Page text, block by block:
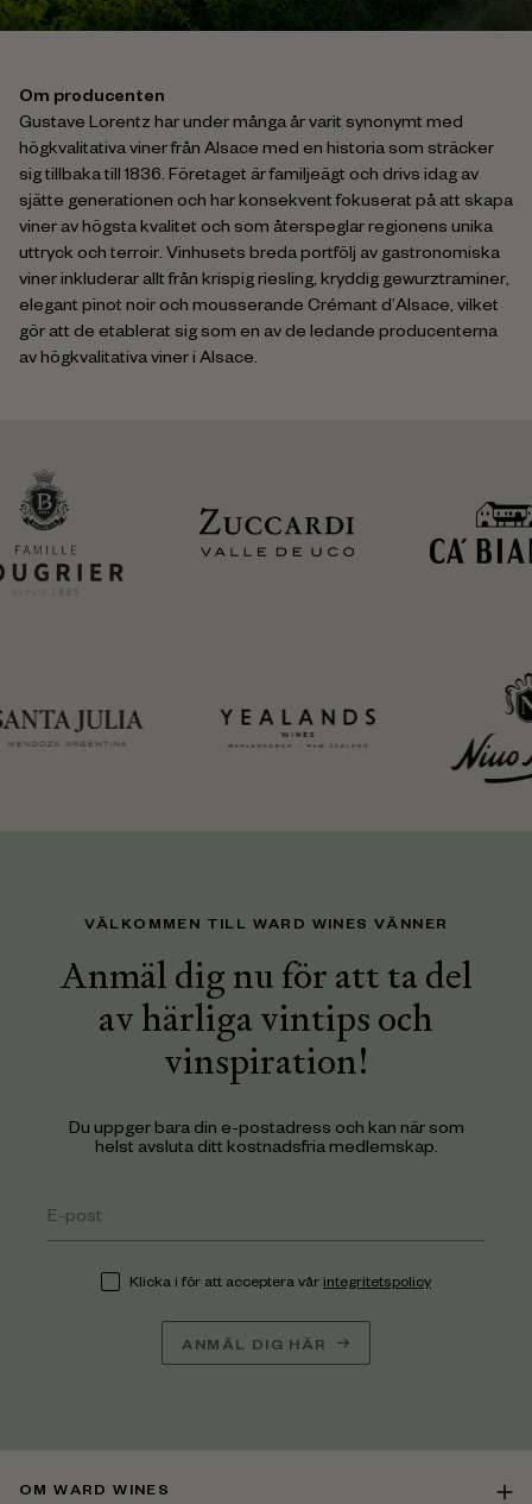
Om producenten
Gustave Lorentz har under många år varit synonymt med
högkvalitativa viner från Alsace med en historia som sträcker
sig tillbaka till 1836. Företaget är familjeägt och drivs idag av
sjätte generationen och har konsekvent fokuserat på att skapa
viner av högsta kvalitet och som återspeglar regionens unika
uttryck och terroir. Vinhusets breda portfölj av gastronomiska
viner inkluderar allt från krispig riesling, kryddig gewurztraminer,
elegant pinot noir och mousserande Crémant d’Alsace, vilket
gör att de etablerat sig som en av de ledande producenterna
av högkvalitativa viner i Alsace.
VÄLKOMMEN TILL WARD WINES VÄNNER
Anmäl dig nu för att ta del
av härliga vintips och
vinspiration!
Du uppger bara din e-postadress och kan när som
helst avsluta ditt kostnadsfria medlemskap.
Klicka i för att acceptera vår integritetspolicy
ANMÄL DIG HÄR
OM WARD WINES